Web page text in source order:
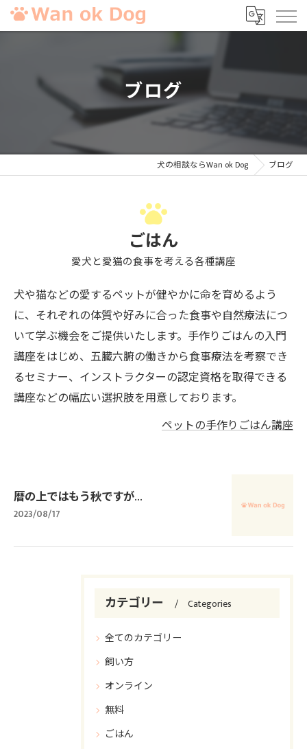
ブログ
犬の相談ならWan ok Dog ブログ
ごはん
愛犬と愛猫の食事を考える各種講座
犬や猫などの愛するペットが健やかに命を育めるよう
に、それぞれの体質や好みに合った食事や自然療法につ
いて学ぶ機会をご提供いたします。手作りごはんの入門
講座をはじめ、五臓六腑の働きから食事療法を考察でき
るセミナー、インストラクターの認定資格を取得できる
講座などの幅広い選択肢を用意しております。
ペットの手作りごはん講座
暦の上ではもう秋ですが…
2023/08/17
カテゴリー Categories
全てのカテゴリー
飼い方
オンライン
無料
ごはん